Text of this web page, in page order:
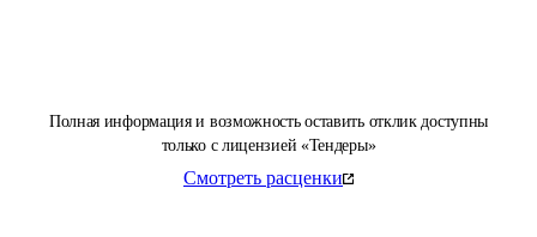
Полная информация и возможность оставить отклик доступны
только с лицензией «Тендеры»
Смотреть расценки